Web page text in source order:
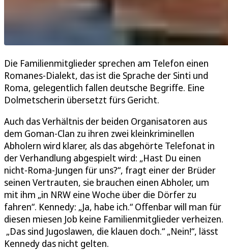
Die Familienmitglieder sprechen am Telefon einen
Romanes-Dialekt, das ist die Sprache der Sinti und
Roma, gelegentlich fallen deutsche Begriffe. Eine
Dolmetscherin übersetzt fürs Gericht.
Auch das Verhältnis der beiden Organisatoren aus
dem Goman-Clan zu ihren zwei kleinkriminellen
Abholern wird klarer, als das abgehörte Telefonat in
der Verhandlung abgespielt wird: „Hast Du einen
nicht-Roma-Jungen für uns?“, fragt einer der Brüder
seinen Vertrauten, sie brauchen einen Abholer, um
mit ihm „in NRW eine Woche über die Dörfer zu
fahren“. Kennedy: „Ja, habe ich.“ Offenbar will man für
diesen miesen Job keine Familienmitglieder verheizen.
„Das sind Jugoslawen, die klauen doch.“ „Nein!“, lässt
Kennedy das nicht gelten.